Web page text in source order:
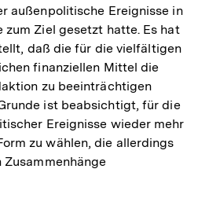
außenpolitische Ereignisse in
zum Ziel gesetzt hatte. Es hat
daß die für die vielfältigen
finanziellen Mittel die
zu beeinträchtigen
ist beabsichtigt, für die
Ereignisse wieder mehr
zu wählen, die allerdings